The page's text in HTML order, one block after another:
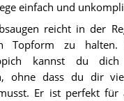
einfach und
reicht in der
Topform zu
kannst du
ohne dass du dir
Er ist perfekt für